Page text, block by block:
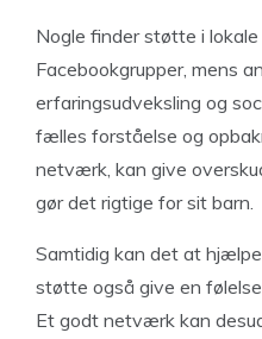
Nogle finder støtte i
Facebookgrupper, mens
erfaringsudveksling og
fælles forståelse og
netværk, kan give
gør det rigtige for sit barn.
Samtidig kan det at
støtte også give en
Et godt netværk kan